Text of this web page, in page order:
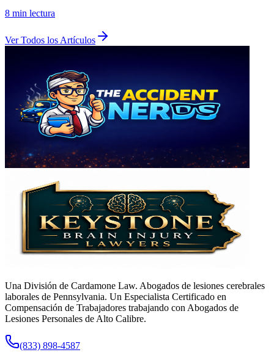
8 min lectura
Ver Todos los Artículos
Una División de Cardamone Law. Abogados de lesiones cerebrales
laborales de Pennsylvania. Un Especialista Certificado en
Compensación de Trabajadores trabajando con Abogados de
Lesiones Personales de Alto Calibre.
(833) 898-4587